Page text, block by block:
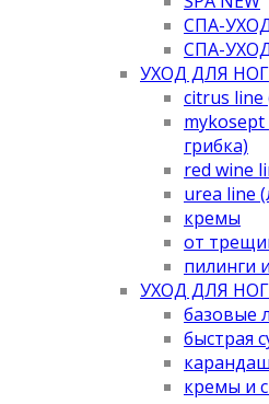
СПА-
СПА-
УХОД ДЛЯ НОГ
citrus line
грибка)
red wine
urea line
кремы
от
пилинги
УХОД ДЛЯ
базовые
быстрая
кремы и